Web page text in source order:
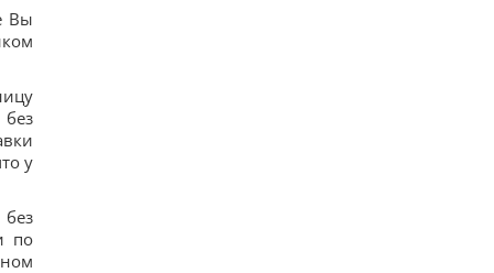
Вы
у
по